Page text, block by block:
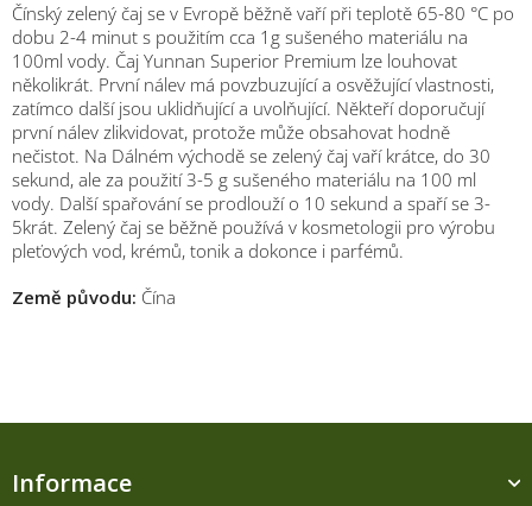
Čínský zelený čaj se v Evropě běžně vaří při teplotě 65-80 °C po
dobu 2-4 minut s použitím cca 1g sušeného materiálu na
100ml vody. Čaj Yunnan Superior Premium lze louhovat
několikrát. První nálev má povzbuzující a osvěžující vlastnosti,
zatímco další jsou uklidňující a uvolňující. Někteří doporučují
první nálev zlikvidovat, protože může obsahovat hodně
nečistot. Na Dálném východě se zelený čaj vaří krátce, do 30
sekund, ale za použití 3-5 g sušeného materiálu na 100 ml
vody. Další spařování se prodlouží o 10 sekund a spaří se 3-
5krát. Zelený čaj se běžně používá v kosmetologii pro výrobu
pleťových vod, krémů, tonik a dokonce i parfémů.
Země původu: Čína
Informace